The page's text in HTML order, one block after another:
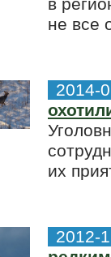
в
не все
2014-
их
2012-